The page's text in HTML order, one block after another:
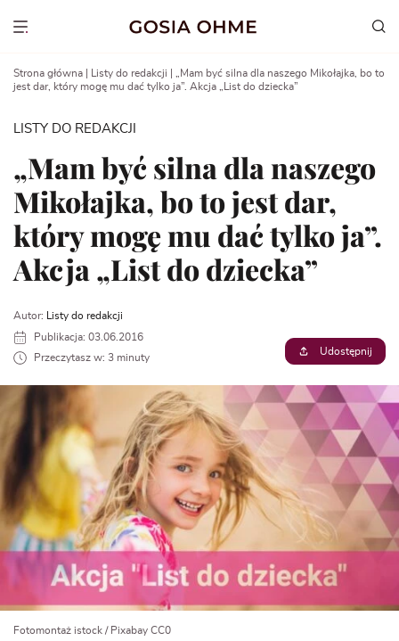
Show menu
Strona główna Listy do redakcji
„Mam być silna dla naszego Mikołajka, bo to
jest dar, który mogę mu dać tylko ja”. Akcja „List do dziecka”
LISTY DO REDAKCJI
„Mam być silna dla naszego
Mikołajka, bo to jest dar,
który mogę mu dać tylko ja”.
Akcja „List do dziecka”
Autor:
Listy do redakcji
Publikacja: 03.06.2016
Przeczytasz w: 3 minuty
Udostępnij
Fotomontaż istock / Pixabay CC0